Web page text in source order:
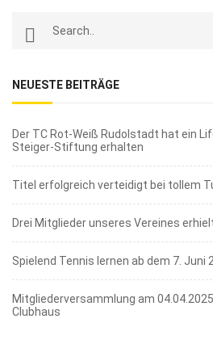
NEUESTE BEITRÄGE
Der TC Rot-Weiß Rudolstadt hat ein
Steiger-Stiftung erhalten
Titel erfolgreich verteidigt bei tollem
Drei Mitglieder unseres Vereines
Spielend Tennis lernen ab dem 7. Juni
Mitgliederversammlung am
Clubhaus